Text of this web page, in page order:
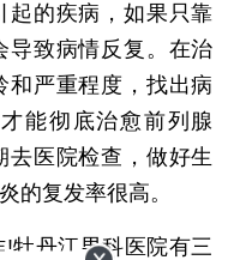
的疾病，如果只靠
导致病情反复。在治
和严重程度，找出病
能彻底治愈前列腺
去医院检查，做好生
的复发率很高。
丹江男科医院有三